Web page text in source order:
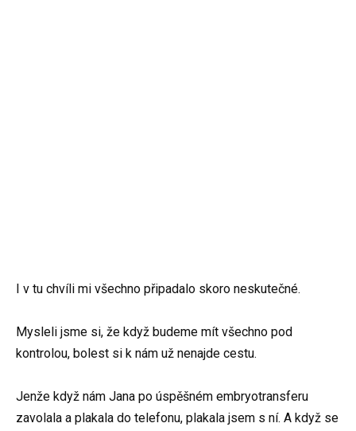
I v tu chvíli mi všechno připadalo skoro neskutečné.
Mysleli jsme si, že když budeme mít všechno pod
kontrolou, bolest si k nám už nenajde cestu.
Jenže když nám Jana po úspěšném embryotransferu
zavolala a plakala do telefonu, plakala jsem s ní. A když se